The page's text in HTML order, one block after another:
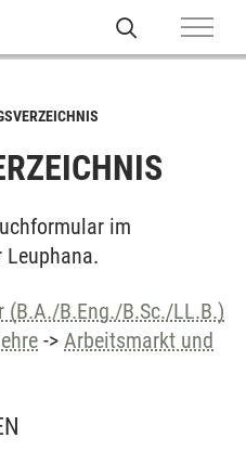
im
Leuphana.
(B.A./B.Eng./B.Sc./LL.B.)
-> Arbeitsmarkt und